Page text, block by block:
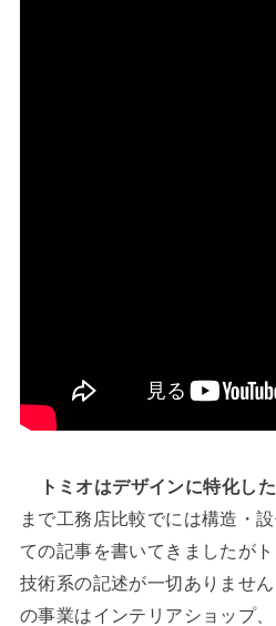
トミオはデザインに特化し
まで工務店比較でには構造・
ての記事を書いてきましたが
技術系の記述が一切ありませ
の事業はインテリアショップ